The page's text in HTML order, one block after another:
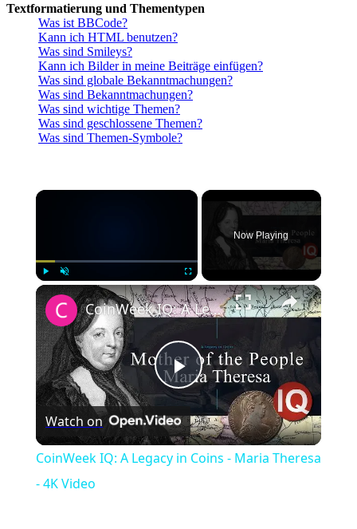
Textformatierung und Thementypen
Was ist BBCode?
Kann ich HTML benutzen?
Was sind Smileys?
Kann ich Bilder in meine Beiträge einfügen?
Was sind globale Bekanntmachungen?
Was sind Bekanntmachungen?
Was sind wichtige Themen?
Was sind geschlossene Themen?
Was sind Themen-Symbole?
×
Fullscreen
Now Playing
×
Play
Video
CoinWeek IQ: A Legacy in Coins - Maria Theresa - 4K Video
Watch on
CoinWeek IQ: A Legacy in Coins - Maria Theresa
- 4K Video